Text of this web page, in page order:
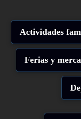
Actividades
Ferias y